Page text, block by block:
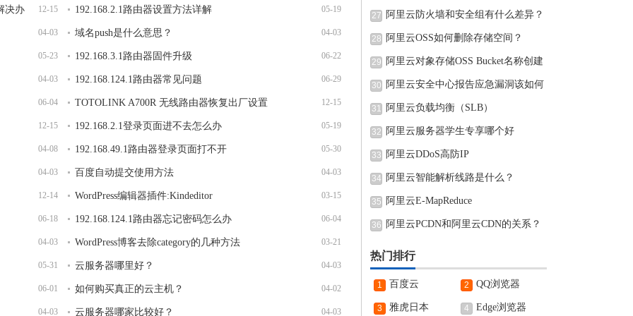
12-15
决办 05-19
192.168.2.1路由器设置方法详解
04-03 04-03
域名push是什么意思？
05-23 06-22
192.168.3.1路由器固件升级
04-03 06-29
192.168.124.1路由器常见问题
06-04 12-15
TOTOLINK A700R 无线路由器恢复出厂设置
12-15 05-19
192.168.2.1登录页面进不去怎么办
04-08 05-30
192.168.49.1路由器登录页面打不开
04-03 04-03
百度自动提交使用方法
12-14 03-15
WordPress编辑器插件:Kindeditor
06-18 06-04
192.168.124.1路由器忘记密码怎么办
04-03 03-21
WordPress博客去除category的几种方法
05-31 04-03
云服务器哪里好？
06-01 04-02
如何购买真正的云主机？
04-03 04-03
云服务器哪家比较好？
27 阿里云防火墙和安全组有什么差异？
28 阿里云OSS如何删除存储空间？
29
阿里云对象存储OSS Bucket名称创建
完可
30 阿里云安全中心报告应急漏洞该如何
31 阿里云负载均衡（SLB）
32 阿里云服务器学生专享哪个好
33 阿里云DDoS高防IP
34 阿里云智能解析线路是什么？
35 阿里云E-MapReduce
36 阿里云PCDN和阿里云CDN的关系？
热门排行
1 百度云 2 QQ浏览器
3 雅虎日本 4 Edge浏览器